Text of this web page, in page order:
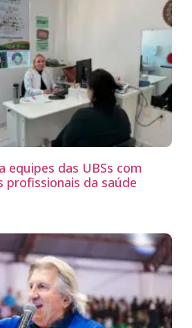
equipes das UBSs com
profissionais da saúde